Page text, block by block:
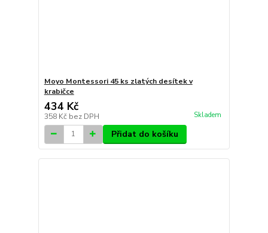
Moyo Montessori 45 ks zlatých desítek v
krabičce
434 Kč
358 Kč bez DPH Skladem
Přidat do košíku